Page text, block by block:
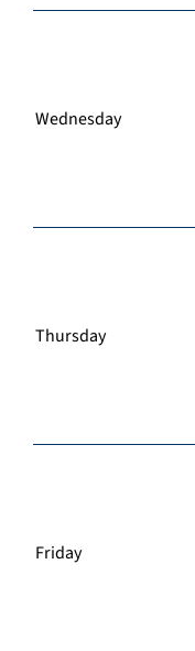
Wednesday
Thursday
Friday